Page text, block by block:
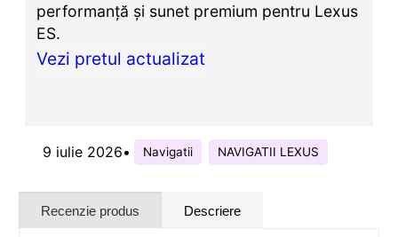
performanță și sunet premium pentru Lexus
ES.
Vezi pretul actualizat
9 iulie 2026• Navigatii NAVIGATII LEXUS
Recenzie produs Descriere